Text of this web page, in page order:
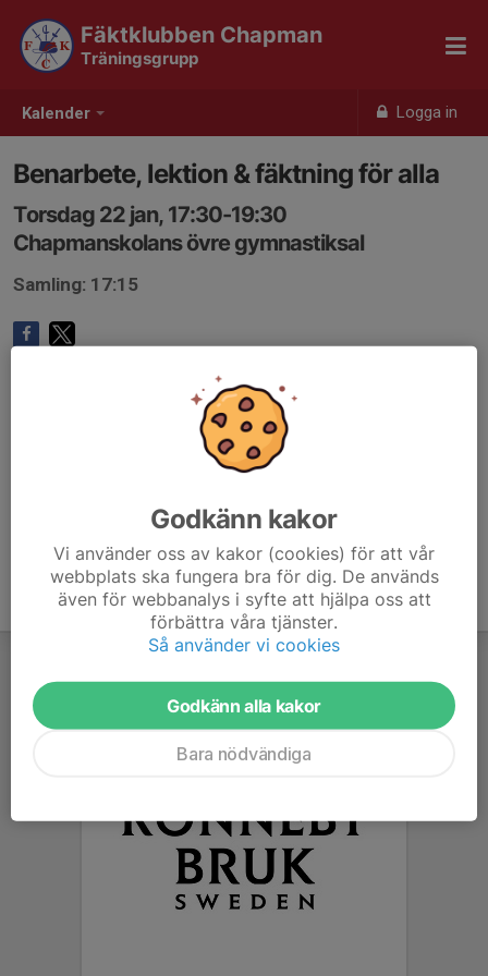
Kalender Logga in
Fäktklubben Chapman
Träningsgrupp
Benarbete, lektion & fäktning för alla
Torsdag 22 jan, 17:30-19:30
Chapmanskolans övre gymnastiksal
Samling: 17:15
Godkänn kakor
Vi använder oss av kakor (cookies) för att vår
webbplats ska fungera bra för dig. De används
även för webbanalys i syfte att hjälpa oss att
förbättra våra tjänster.
Så använder vi cookies
Godkänn alla kakor
Bara nödvändiga